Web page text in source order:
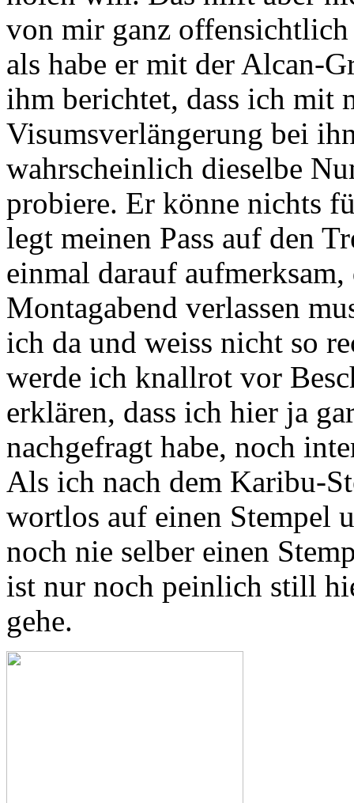
von mir ganz offensichtlich
als habe er mit der Alcan-
ihm berichtet, dass ich mit
Visumsverlängerung bei
wahrscheinlich dieselbe
probiere. Er könne nichts
legt meinen Pass auf den
einmal darauf
Montagabend verlassen
ich da und weiss nicht so
werde ich knallrot vor
erklären, dass ich hier ja
nachgefragt habe, noch
Als ich nach dem Karibu-
wortlos auf einen Stempel
noch nie selber einen
ist nur noch peinlich still
gehe.